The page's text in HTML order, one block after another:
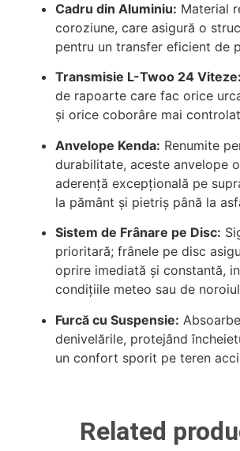
Cadru din Aluminiu: Material
coroziune, care asigură o
pentru un transfer eficient de
Transmisie L-Twoo 24 Viteze:
de rapoarte care fac orice
și orice coborâre mai
Anvelope Kenda: Renumite
durabilitate, aceste anvelope
aderență excepțională pe
la pământ și pietriș până la
Sistem de Frânare pe Disc:
prioritară; frânele pe disc
oprire imediată și constantă,
condițiile meteo sau de
Furcă cu Suspensie:
denivelările, protejând
un confort sporit pe teren
Related